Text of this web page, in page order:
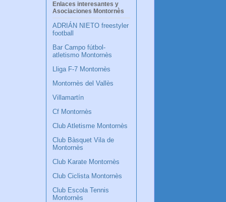
Enlaces interesantes y
Asociaciones Montornès
ADRIÁN NIETO freestyler
football
Bar Campo fútbol-
atletismo Montornès
Lliga F-7 Montornès
Montornès del Vallès
Villamartín
Cf Montornès
Club Atletisme Montornès
Club Bàsquet Vila de
Montornès
Club Karate Montornès
Club Ciclista Montornès
Club Escola Tennis
Montornès